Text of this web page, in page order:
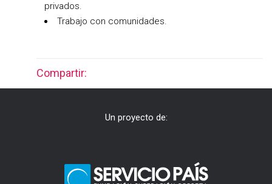
privados.
Trabajo con comunidades.
Compartir:
Un proyecto de: